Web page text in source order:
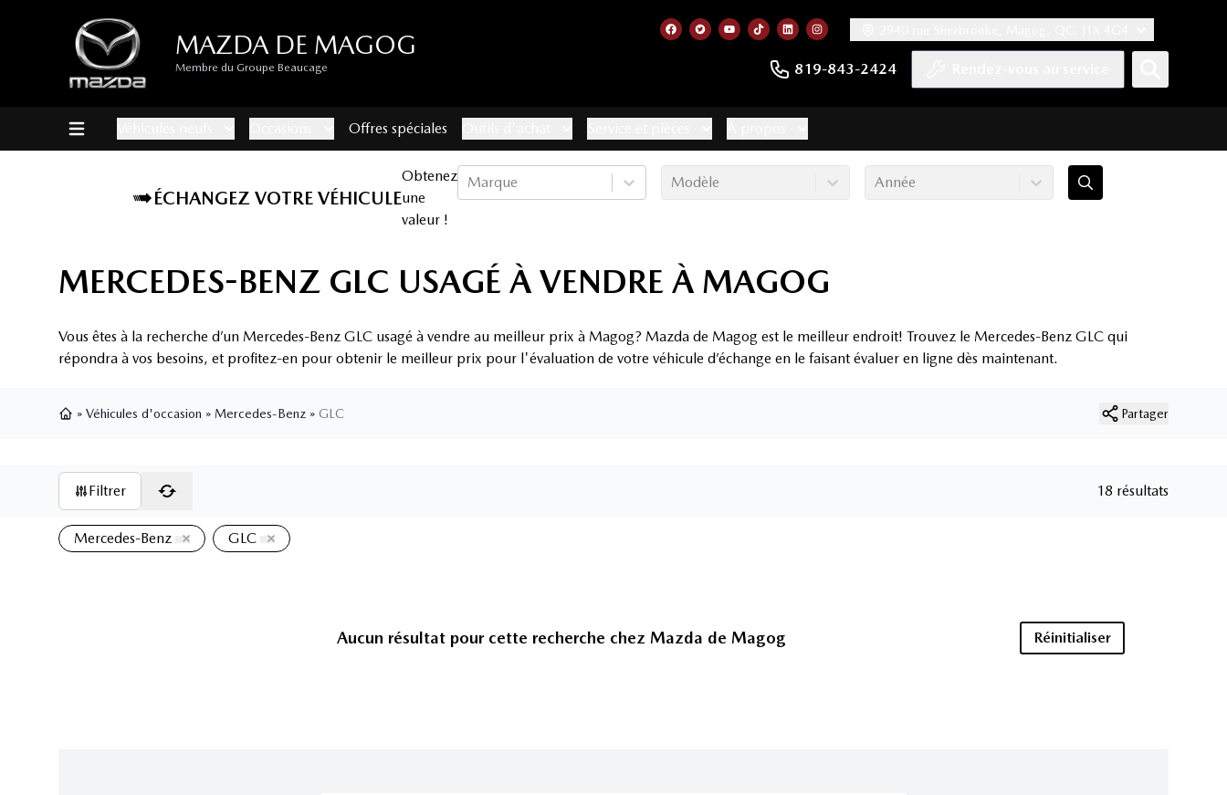
MAZDA DE MAGOG
Membre du Groupe Beaucage 819-843-2424
Lien vers notre page facebook
Lien vers notre compte Twitter
Lien vers notre chaîne YouTube
Lien vers notre compte Tiktok
Lien vers notre compte LinkedIn
Lien vers notre compte Instagram
Offres spéciales
ÉCHANGEZ VOTRE VÉHICULE
Obtenez
une
valeur !
Marque Modèle Année
MERCEDES-BENZ GLC USAGÉ À VENDRE À MAGOG
Vous êtes à la recherche d’un Mercedes-Benz GLC usagé à vendre au meilleur prix à Magog? Mazda de Magog est le meilleur endroit! Trouvez le Mercedes-Benz GLC qui
répondra à vos besoins, et profitez-en pour obtenir le meilleur prix pour l'évaluation de votre véhicule d’échange en le faisant évaluer en ligne dès maintenant.
» Véhicules d'occasion » Mercedes-Benz » GLC Partager
Filtrer 18 résultats
Mercedes-Benz GLC
Aucun résultat pour cette recherche chez Mazda de Magog Réinitialiser